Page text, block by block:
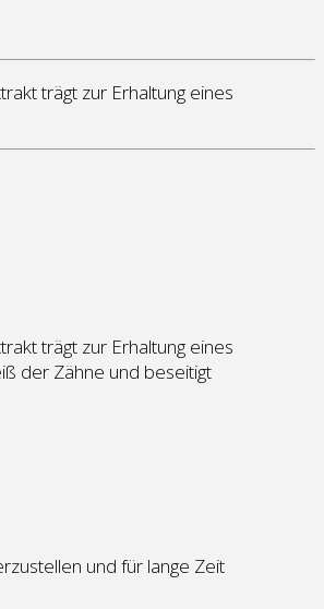
trägt zur Erhaltung eines
trägt zur Erhaltung eines
der Zähne und beseitigt
und für lange Zeit